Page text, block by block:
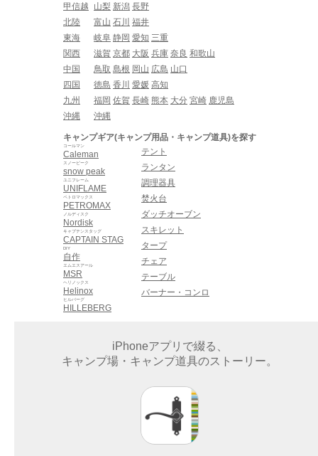
甲信越
山梨 新潟 長野
北陸
富山 石川 福井
東海
岐阜 静岡 愛知 三重
関西
滋賀 京都 大阪 兵庫 奈良 和歌山
中国
鳥取 島根 岡山 広島 山口
四国
徳島 香川 愛媛 高知
九州
福岡 佐賀 長崎 熊本 大分 宮崎 鹿児島
沖縄
沖縄
キャンプギア(キャンプ用品・キャンプ道具)を探す
Caleman
コールマン
snow peak
スノーピーク
UNIFLAME
ユニフレーム
PETROMAX
ペトロマックス
Nordisk
ノルディスク
CAPTAIN STAG
キャプテンスタッグ
自作
DIY
MSR
エムエスアール
Helinox
ヘリノックス
HILLEBERG
ヒルバーグ
テント
ランタン
調理器具
焚火台
ダッチオーブン
スキレット
タープ
チェア
テーブル
バーナー・コンロ
iPhoneアプリで綴る、
キャンプ場・キャンプ道具のストーリー。